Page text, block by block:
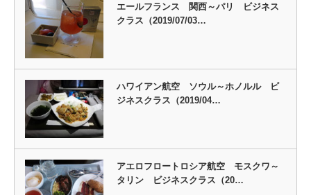
エールフランス 関西～パリ ビジネス
クラス（2019/07/03…
ハワイアン航空 ソウル～ホノルル ビ
ジネスクラス（2019/04…
アエロフロートロシア航空 モスクワ～
タリン ビジネスクラス（20…